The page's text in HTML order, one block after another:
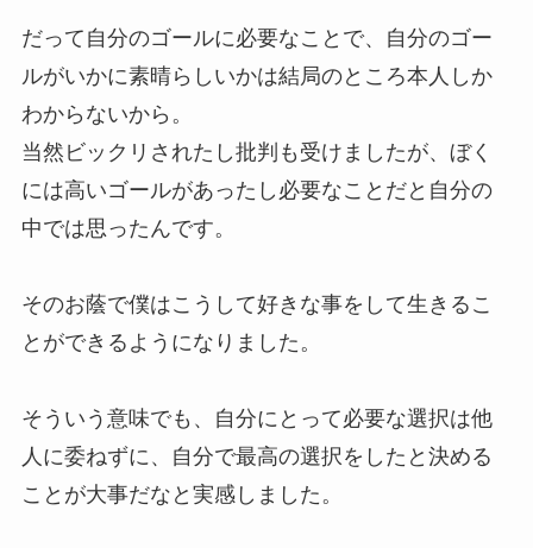
だって自分のゴールに必要なことで、自分のゴー
ルがいかに素晴らしいかは結局のところ本人しか
わからないから。
当然ビックリされたし批判も受けましたが、ぼく
には高いゴールがあったし必要なことだと自分の
中では思ったんです。
そのお蔭で僕はこうして好きな事をして生きるこ
とができるようになりました。
そういう意味でも、自分にとって必要な選択は他
人に委ねずに、自分で最高の選択をしたと決める
ことが大事だなと実感しました。